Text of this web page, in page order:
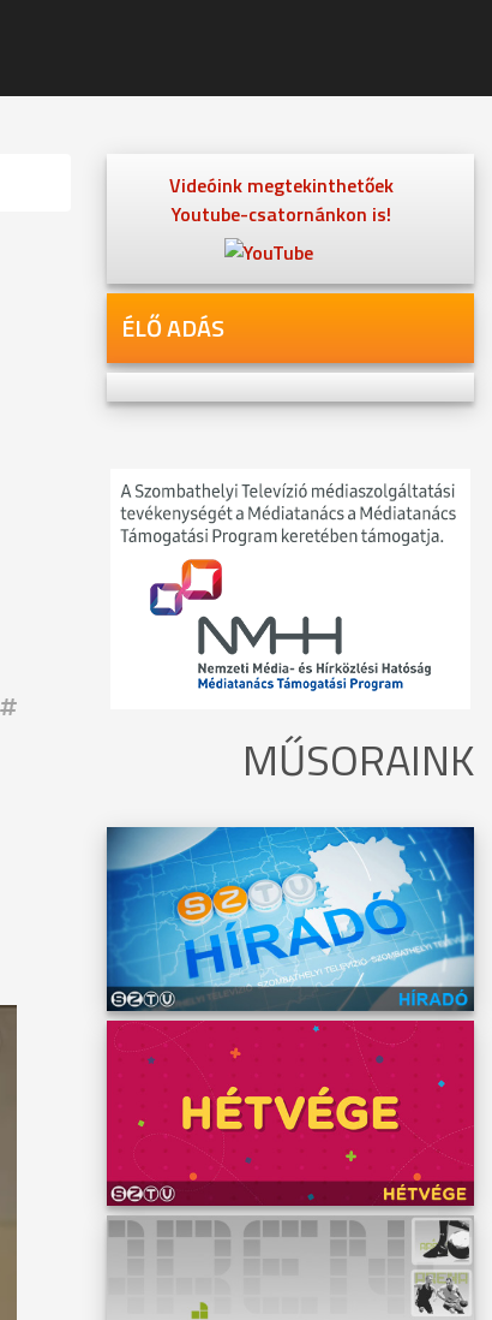
Videóink megtekinthetőek
Youtube-csatornánkon is!
ÉLŐ ADÁS
MŰSORAINK